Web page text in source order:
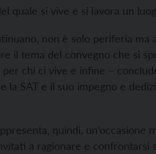
quale si vive e si lavora un
non è solo periferia
il tema del convegno che si
chi ci vive e infine –
la SAT e il suo impegno e
quindi,
a ragionare e confrontarsi